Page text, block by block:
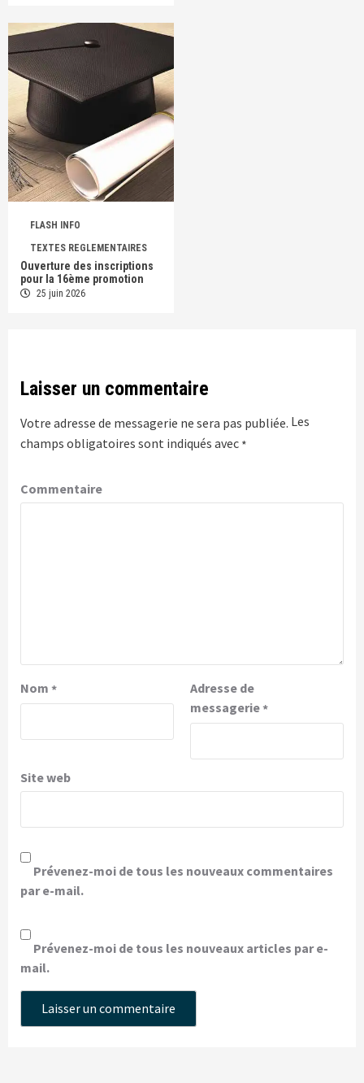
FLASH INFO
TEXTES REGLEMENTAIRES
Ouverture des inscriptions
pour la 16ème promotion
25 juin 2026
Laisser un commentaire
Votre adresse de messagerie ne sera pas publiée. Les
champs obligatoires sont indiqués avec *
Commentaire
Nom *
Adresse de
messagerie*
Site web
Prévenez-moi de tous les nouveaux commentaires
par e-mail.
Prévenez-moi de tous les nouveaux articles par e-
mail.